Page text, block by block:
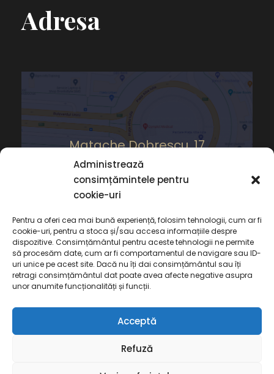
Administrează
consimțămintele pentru
cookie-uri
Pentru a oferi cea mai bună experiență, folosim tehnologii, cum ar fi
cookie-uri, pentru a stoca și/sau accesa informațiile despre
dispozitive. Consimțământul pentru aceste tehnologii ne permite
să procesăm date, cum ar fi comportamentul de navigare sau ID-
uri unice pe acest site. Dacă nu îți dai consimțământul sau îți
retragi consimțământul dat poate avea afecte negative asupra
unor anumite funcționalități și funcții.
Acceptă
Refuză
Adresa
Matache Dobrescu, 17
Copyright 2022 Cabinet de Avocat Deaconu,
Toate Drepturile Rezervate
Termeni și Condiții
Politică de